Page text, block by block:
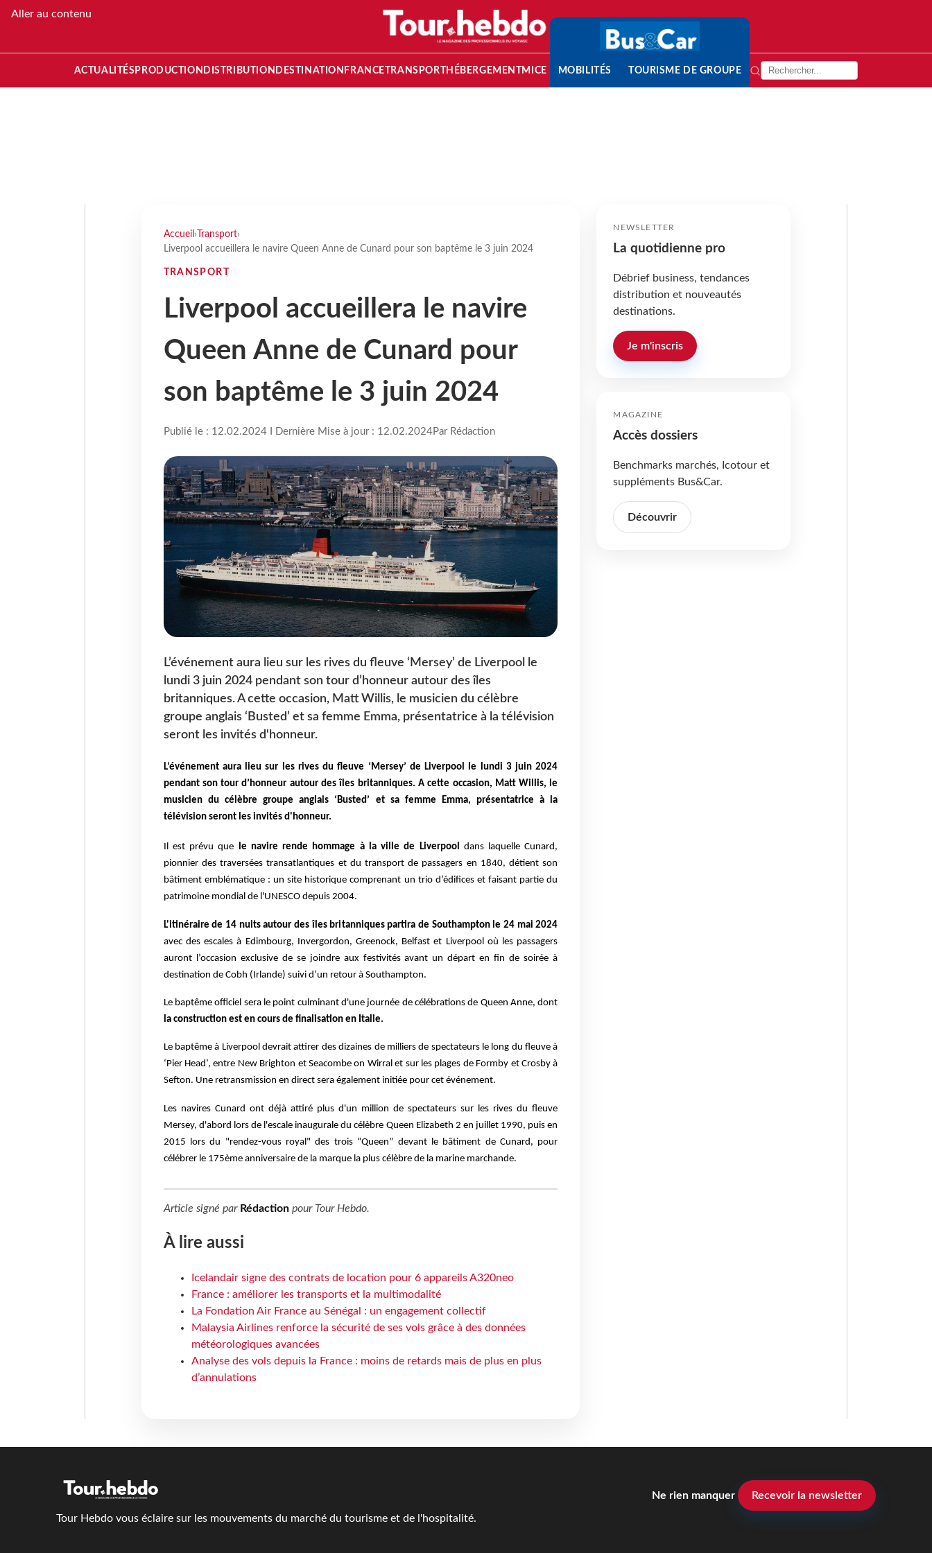
Aller au contenu
ACTUALITÉS PRODUCTION DISTRIBUTION DESTINATION FRANCETRANSPORT HÉBERGEMENTMICE MOBILITÉS TOURISME DE GROUPE
Accueil › Transport›
Liverpool accueillera le navire Queen Anne de Cunard pour son baptême le 3 juin 2024
TRANSPORT
Liverpool accueillera le navire
Queen Anne de Cunard pour
son baptême le 3 juin 2024
Publié le : 12.02.2024 I Dernière Mise à jour : 12.02.2024Par Rédaction
L’événement aura lieu sur les rives du fleuve ‘Mersey’ de Liverpool le
lundi 3 juin 2024 pendant son tour d’honneur autour des îles
britanniques. A cette occasion, Matt Willis, le musicien du célèbre
groupe anglais ‘Busted’ et sa femme Emma, présentatrice à la télévision
seront les invités d'honneur.
L’événement aura lieu sur les rives du fleuve ‘Mersey’ de Liverpool le lundi 3 juin 2024
pendant son tour d’honneur autour des îles britanniques. A cette occasion, Matt Willis, le
musicien du célèbre groupe anglais ‘Busted’ et sa femme Emma, présentatrice à la
télévision seront les invités d'honneur.
Il est prévu que le navire rende hommage à la ville de Liverpool dans laquelle Cunard,
pionnier des traversées transatlantiques et du transport de passagers en 1840, détient son
bâtiment emblématique : un site historique comprenant un trio d’édifices et faisant partie du
patrimoine mondial de l'UNESCO depuis 2004.
L'itinéraire de 14 nuits autour des îles britanniques partira de Southampton le 24 mai 2024
avec des escales à Edimbourg, Invergordon, Greenock, Belfast et Liverpool où les passagers
auront l’occasion exclusive de se joindre aux festivités avant un départ en fin de soirée à
destination de Cobh (Irlande) suivi d’un retour à Southampton.
Le baptême officiel sera le point culminant d'une journée de célébrations de Queen Anne, dont
la construction est en cours de finalisation en Italie.
Le baptême à Liverpool devrait attirer des dizaines de milliers de spectateurs le long du fleuve à
‘Pier Head’, entre New Brighton et Seacombe on Wirral et sur les plages de Formby et Crosby à
Sefton. Une retransmission en direct sera également initiée pour cet événement.
Les navires Cunard ont déjà attiré plus d'un million de spectateurs sur les rives du fleuve
Mersey, d'abord lors de l'escale inaugurale du célèbre Queen Elizabeth 2 en juillet 1990, puis en
2015 lors du "rendez-vous royal" des trois “Queen” devant le bâtiment de Cunard, pour
célébrer le 175ème anniversaire de la marque la plus célèbre de la marine marchande.
Article signé par Rédactionpour Tour Hebdo.
À lire aussi
Icelandair signe des contrats de location pour 6 appareils A320neo
France : améliorer les transports et la multimodalité
La Fondation Air France au Sénégal : un engagement collectif
Malaysia Airlines renforce la sécurité de ses vols grâce à des données
météorologiques avancées
Analyse des vols depuis la France : moins de retards mais de plus en plus
d’annulations
NEWSLETTER
La quotidienne pro
Débrief business, tendances
distribution et nouveautés
destinations.
Je m'inscris
MAGAZINE
Accès dossiers
Benchmarks marchés, Icotour et
suppléments Bus&Car.
Découvrir
Tour Hebdo vous éclaire sur les mouvements du marché du tourisme et de l'hospitalité.
Ne rien manquer Recevoir la newsletter